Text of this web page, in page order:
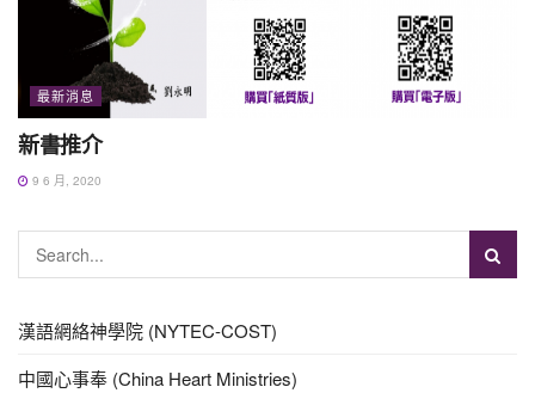
最新消息
新書推介
9 6 月, 2020
漢語網絡神學院 (NYTEC-COST)
中國心事奉 (China Heart Ministries)